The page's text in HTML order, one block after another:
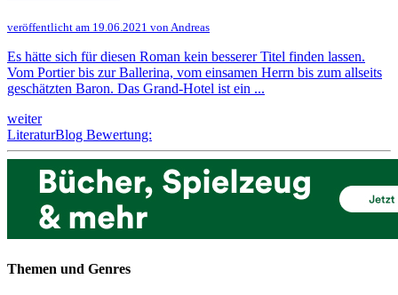
veröffentlicht am 19.06.2021 von Andreas
Es hätte sich für diesen Roman kein besserer Titel finden lassen.
Vom Portier bis zur Ballerina, vom einsamen Herrn bis zum allseits
geschätzten Baron. Das Grand-Hotel ist ein ...
weiter
LiteraturBlog Bewertung:
Themen und Genres